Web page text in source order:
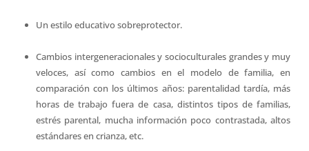
Un estilo educativo sobreprotector.
Cambios intergeneracionales y socioculturales grandes y muy
veloces, así como cambios en el modelo de familia, en
comparación con los últimos años: parentalidad tardía, más
horas de trabajo fuera de casa, distintos tipos de familias,
estrés parental, mucha información poco contrastada, altos
estándares en crianza, etc.